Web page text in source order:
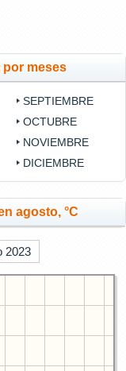
por meses
SEPTIEMBRE
OCTUBRE
NOVIEMBRE
DICIEMBRE
agosto, °C
2023